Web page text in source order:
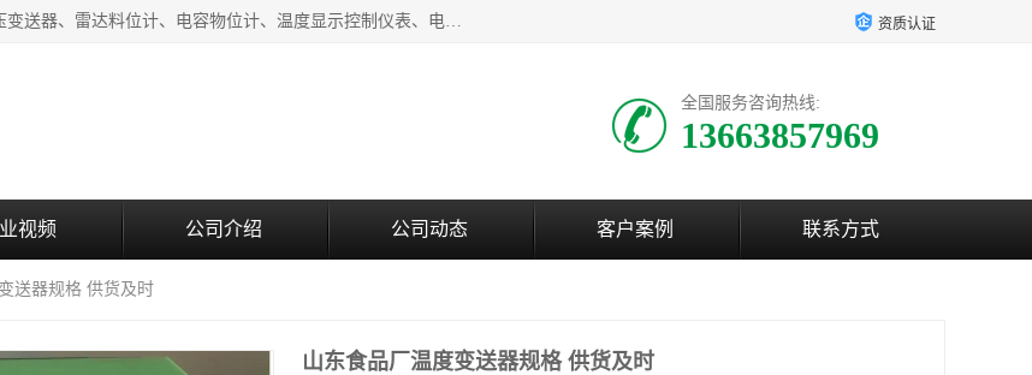
河南新瑞普测控技术有限公司主营：压力变送器、液位变送器、差压变送器、雷达料位计、电容物位计、温度显示控制仪表、电量变送器、流量计、工业自动化系统成套设备。 资质认证
全国服务咨询热线:
13663857969
视频 公司介绍 公司动态 客户案例 联系方式
送器规格 供货及时
山东食品厂温度变送器规格 供货及时